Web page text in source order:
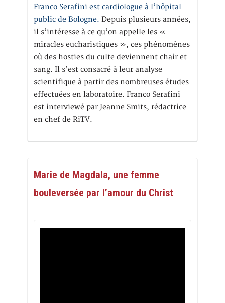
Franco Serafini est cardiologue à l’hôpital
public de Bologne. Depuis plusieurs années,
il s’intéresse à ce qu’on appelle les «
miracles eucharistiques », ces phénomènes
où des hosties du culte deviennent chair et
sang. Il s’est consacré à leur analyse
scientifique à partir des nombreuses études
effectuées en laboratoire. Franco Serafini
est interviewé par Jeanne Smits, rédactrice
en chef de RiTV.
Marie de Magdala, une femme
bouleversée par l’amour du Christ